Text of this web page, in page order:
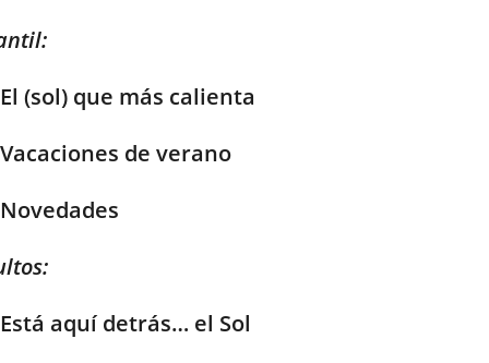
El (sol) que más calienta
Vacaciones de verano
Novedades
Está aquí detrás… el Sol